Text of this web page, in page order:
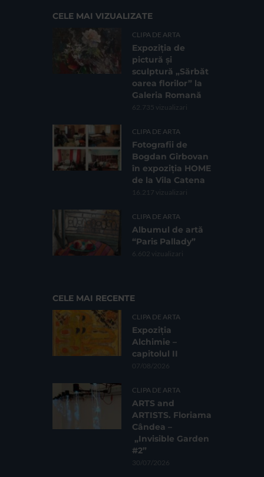
CELE MAI VIZUALIZATE
CLIPA DE ARTA
Expoziția de
pictură și
sculptură „Sărbăt
oarea florilor” la
Galeria Romană
62.735 vizualizari
CLIPA DE ARTA
Fotografii de
Bogdan Gîrbovan
în expoziția HOME
de la Vila Catena
16.217 vizualizari
CLIPA DE ARTA
Albumul de artă
“Paris Pallady”
6.602 vizualizari
CELE MAI RECENTE
CLIPA DE ARTA
Expoziția
Alchimie –
capitolul II
07/08/2026
CLIPA DE ARTA
ARTS and
ARTISTS. Floriama
Cândea –
„Invisible Garden
#2”
30/07/2026